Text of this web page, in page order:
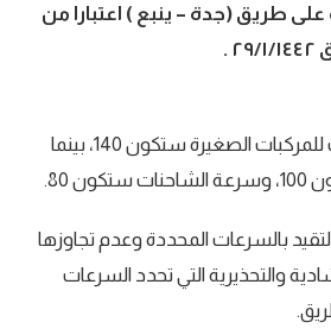
على طريق (جدة – ينبع ) اعتبارا من
.
وأوضحت أن السرعات للمركبات الصغيرة ستكون 140، بينما
80.
بالسرعات المحددة وعدم تجاوزها
والتحذيرية التي تحدد السرعات